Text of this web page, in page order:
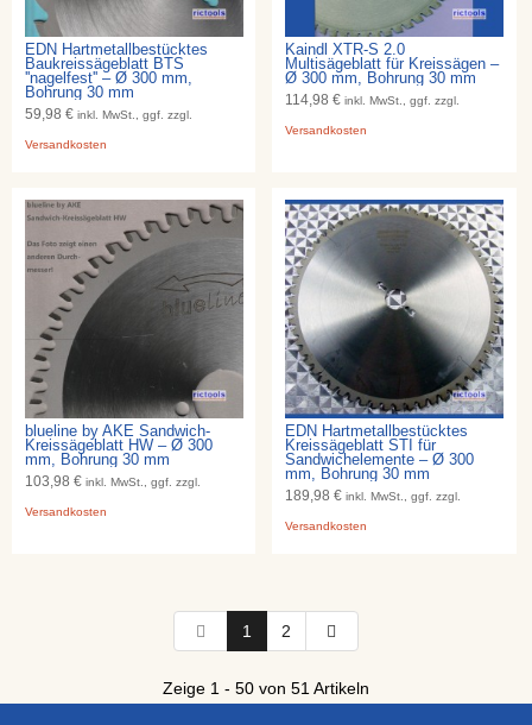
EDN Hartmetallbestücktes
Baukreissägeblatt BTS
''nagelfest'' – Ø 300 mm,
Bohrung 30 mm
59,98 € inkl. MwSt., ggf. zzgl.
Versandkosten
Kaindl XTR-S 2.0
Multisägeblatt für Kreissägen –
Ø 300 mm, Bohrung 30 mm
114,98 €inkl. MwSt., ggf. zzgl.
Versandkosten
blueline by AKE Sandwich-
Kreissägeblatt HW – Ø 300
mm, Bohrung 30 mm
103,98 € inkl. MwSt., ggf. zzgl.
Versandkosten
EDN Hartmetallbestücktes
Kreissägeblatt STI für
Sandwichelemente – Ø 300
mm, Bohrung 30 mm
189,98 €inkl. MwSt., ggf. zzgl.
Versandkosten
1 2
Zeige 1 - 50 von 51 Artikeln